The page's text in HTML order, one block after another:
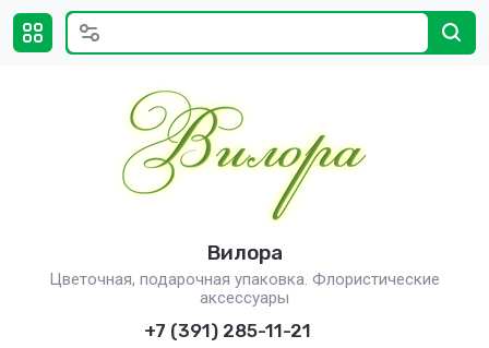
Вилора
Цветочная, подарочная упаковка. Флористические
аксессуары
+7 (391) 285-11-21